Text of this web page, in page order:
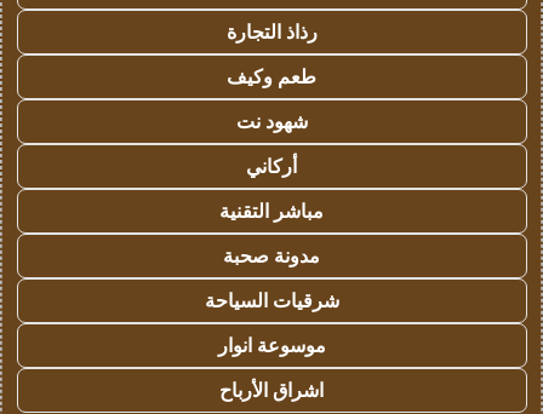
رذاذ التجارة
طعم وكيف
شهود نت
أركاني
مباشر التقنية
مدونة صحبة
شرقيات السياحة
موسوعة انوار
اشراق الأرباح